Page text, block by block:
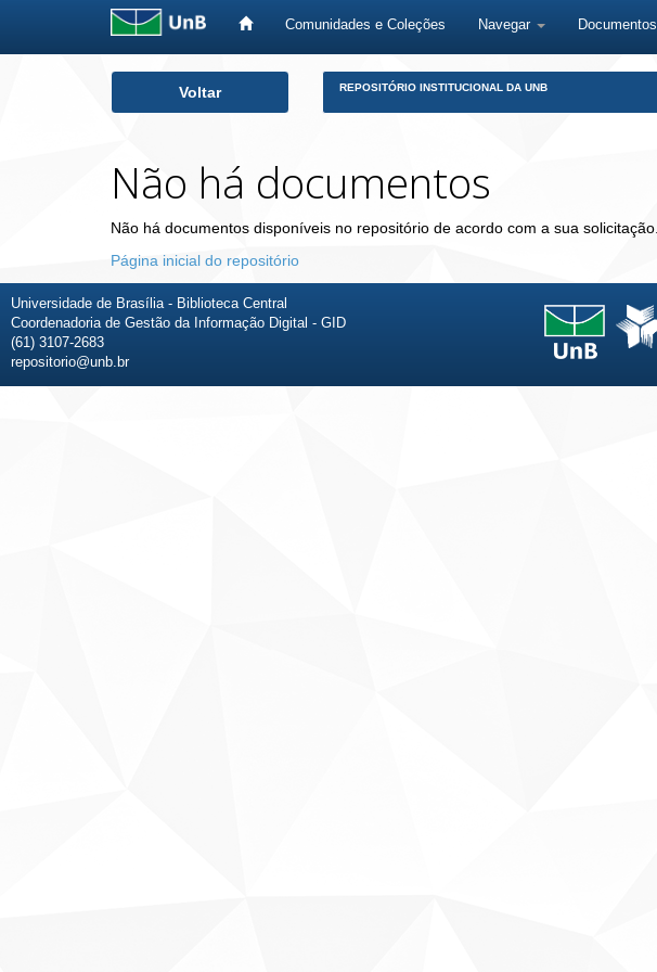
Comunidades e Coleções Navegar Documentos
Voltar REPOSITÓRIO INSTITUCIONAL DA UNB
Não há documentos
Não há documentos disponíveis no repositório de acordo com a sua solicitação.
Página inicial do repositório
Universidade de Brasília - Biblioteca Central
Coordenadoria de Gestão da Informação Digital - GID
(61) 3107-2683
repositorio@unb.br